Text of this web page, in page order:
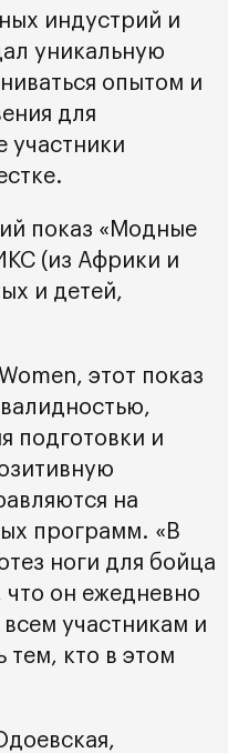
индустрий и
уникальную
опытом и
для
участники
показ «Модные
(из Африки и
и детей,
этот показ
подготовки и
на
программ. «В
ноги для бойца
он ежедневно
участникам и
кто в этом